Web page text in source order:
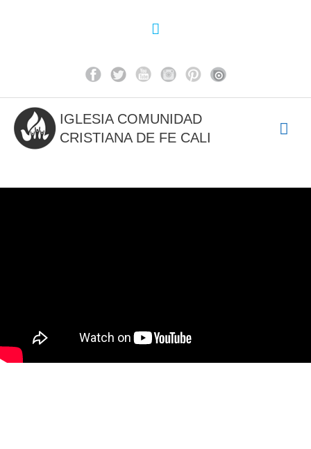
Above
IGLESIA COMUNIDAD
CRISTIANA DE FE CALI